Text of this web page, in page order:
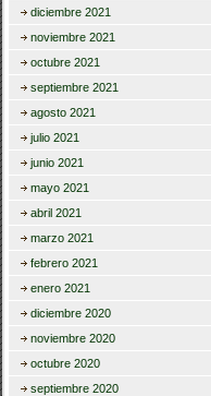
diciembre 2021
noviembre 2021
octubre 2021
septiembre 2021
agosto 2021
julio 2021
junio 2021
mayo 2021
abril 2021
marzo 2021
febrero 2021
enero 2021
diciembre 2020
noviembre 2020
octubre 2020
septiembre 2020